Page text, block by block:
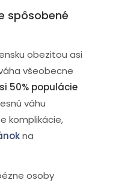
spôsobené
obezitou asi
všeobecne
50% populácie
váhu
komplikácie,
na
osoby